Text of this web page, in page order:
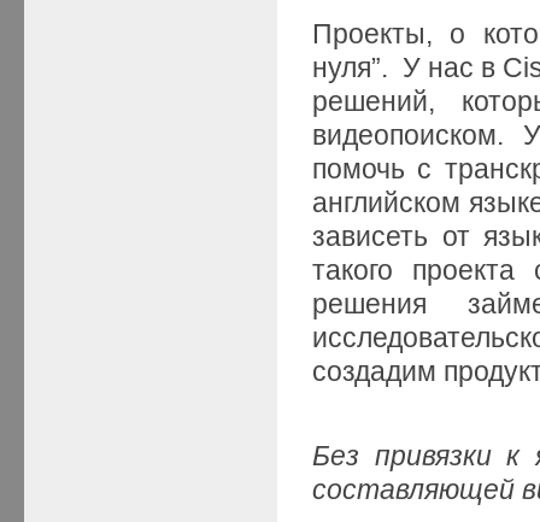
Проекты, о
нуля”. У нас в
решений,
видеопоиском.
помочь с
английском
зависеть от
такого
решения
создадим
Без привязки к
составляющей